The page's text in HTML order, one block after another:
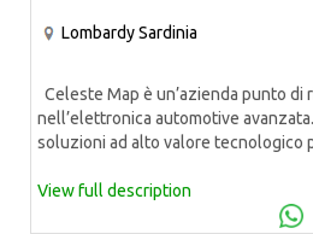
LombardySardinia
Celeste Map è un’azienda punto di
nell’elettronica automotive
soluzioni ad alto valore tecnologico
View full description